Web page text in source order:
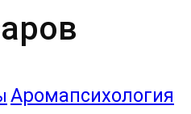
Аромапсихология